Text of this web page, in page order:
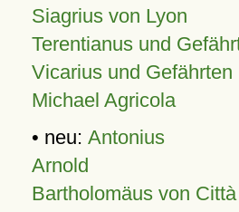
Siagrius von Lyon
Terentianus und
Vicarius und Gefährten
Michael Agricola
• neu: Antonius
Arnold
Bartholomäus von